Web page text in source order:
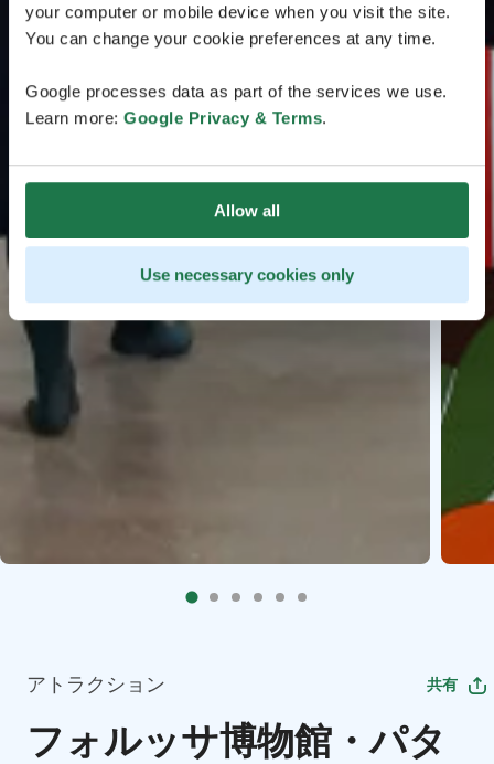
your computer or mobile device when you visit the site.
You can change your cookie preferences at any time.
Google processes data as part of the services we use.
Learn more: Google Privacy & Terms.
Allow all
Use necessary cookies only
アトラクション 共有
フォルッサ博物館・パタ